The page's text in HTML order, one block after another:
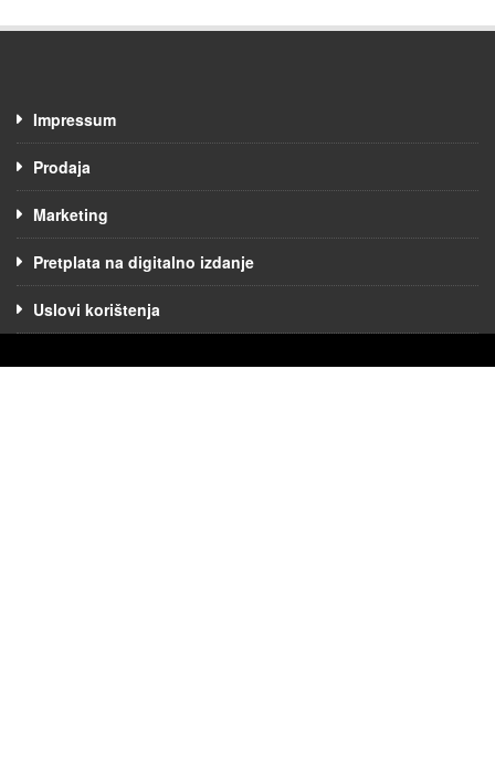
Impressum
Prodaja
Marketing
Pretplata na digitalno izdanje
Uslovi korištenja